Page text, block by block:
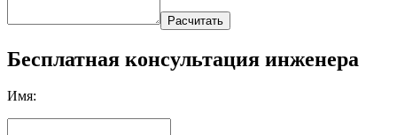
Расчитать
Бесплатная консультация инженера
Имя: